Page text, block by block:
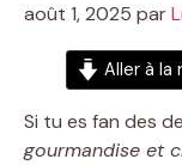
août 1, 2025 par
Aller à
Si tu es fan des
gourmandise et